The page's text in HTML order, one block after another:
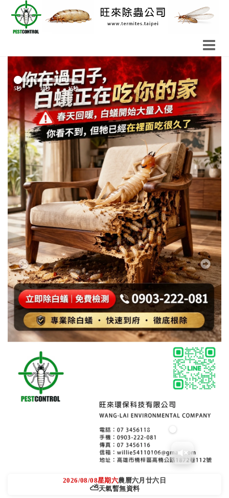
5秒 10秒 15秒
Previous Next
2026/08/08星期六農曆六月廿六日
⛅天氣暫無資料